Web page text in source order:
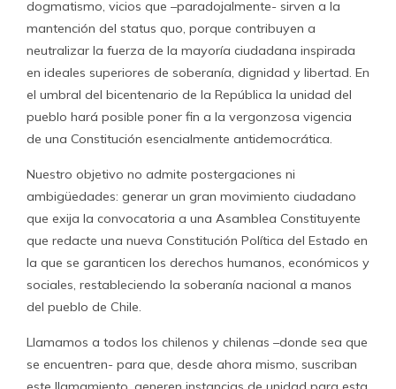
dogmatismo, vicios que –paradojalmente- sirven a la
mantención del status quo, porque contribuyen a
neutralizar la fuerza de la mayoría ciudadana inspirada
en ideales superiores de soberanía, dignidad y libertad. En
el umbral del bicentenario de la República la unidad del
pueblo hará posible poner fin a la vergonzosa vigencia
de una Constitución esencialmente antidemocrática.
Nuestro objetivo no admite postergaciones ni
ambigüedades: generar un gran movimiento ciudadano
que exija la convocatoria a una Asamblea Constituyente
que redacte una nueva Constitución Política del Estado en
la que se garanticen los derechos humanos, económicos y
sociales, restableciendo la soberanía nacional a manos
del pueblo de Chile.
Llamamos a todos los chilenos y chilenas –donde sea que
se encuentren- para que, desde ahora mismo, suscriban